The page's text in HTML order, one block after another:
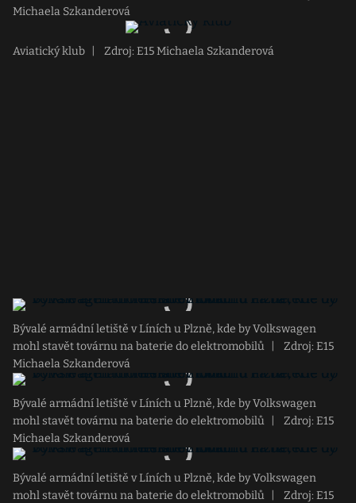
Michaela Szkanderová
Aviatický klub Zdroj: E15 Michaela Szkanderová
Bývalé armádní letiště v Líních u Plzně, kde by Volkswagen
mohl stavět továrnu na baterie do elektromobilů
Zdroj: E15
Michaela Szkanderová
Bývalé armádní letiště v Líních u Plzně, kde by Volkswagen
mohl stavět továrnu na baterie do elektromobilů
Zdroj: E15
Michaela Szkanderová
Bývalé armádní letiště v Líních u Plzně, kde by Volkswagen
mohl stavět továrnu na baterie do elektromobilů
Zdroj: E15